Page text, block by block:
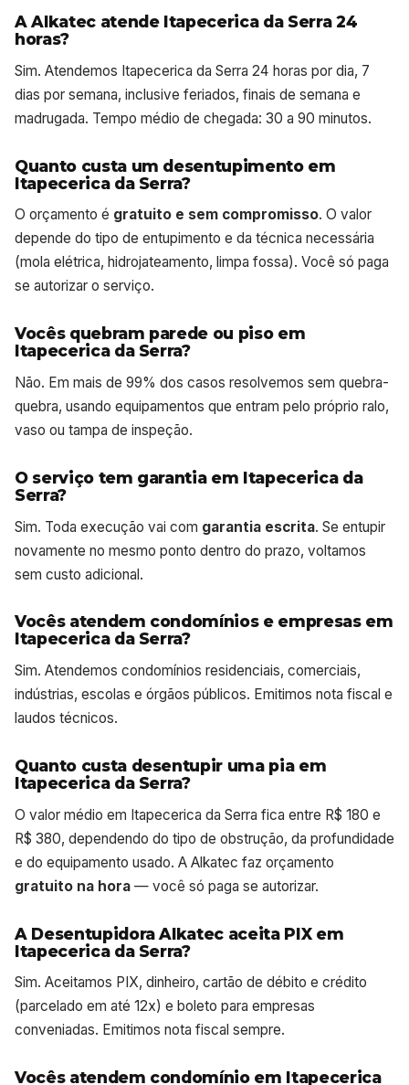
A Alkatec atende Itapecerica da Serra 24
horas?
Sim. Atendemos Itapecerica da Serra 24 horas por dia, 7
dias por semana, inclusive feriados, finais de semana e
madrugada. Tempo médio de chegada: 30 a 90 minutos.
Quanto custa um desentupimento em
Itapecerica da Serra?
O orçamento é gratuito e sem compromisso. O valor
depende do tipo de entupimento e da técnica necessária
(mola elétrica, hidrojateamento, limpa fossa). Você só paga
se autorizar o serviço.
Vocês quebram parede ou piso em
Itapecerica da Serra?
Não. Em mais de 99% dos casos resolvemos sem quebra-
quebra, usando equipamentos que entram pelo próprio ralo,
vaso ou tampa de inspeção.
O serviço tem garantia em Itapecerica da
Serra?
Sim. Toda execução vai com garantia escrita. Se entupir
novamente no mesmo ponto dentro do prazo, voltamos
sem custo adicional.
Vocês atendem condomínios e empresas em
Itapecerica da Serra?
Sim. Atendemos condomínios residenciais, comerciais,
indústrias, escolas e órgãos públicos. Emitimos nota fiscal e
laudos técnicos.
Quanto custa desentupir uma pia em
Itapecerica da Serra?
O valor médio em Itapecerica da Serra fica entre R$ 180 e
R$ 380, dependendo do tipo de obstrução, da profundidade
e do equipamento usado. A Alkatec faz orçamento
gratuito na hora — você só paga se autorizar.
A Desentupidora Alkatec aceita PIX em
Itapecerica da Serra?
Sim. Aceitamos PIX, dinheiro, cartão de débito e crédito
(parcelado em até 12x) e boleto para empresas
conveniadas. Emitimos nota fiscal sempre.
Vocês atendem condomínio em Itapecerica